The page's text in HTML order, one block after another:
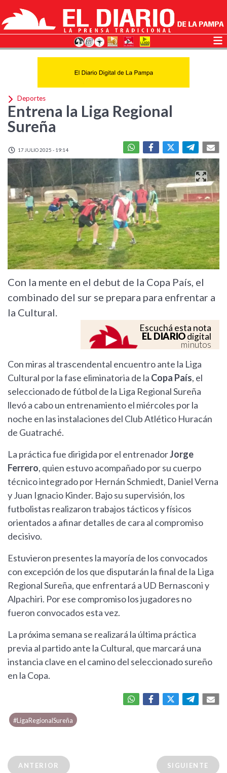
Deportes
Entrena la Liga Regional
Sureña
17 JULIO 2025 - 19:14
Con la mente en el debut de la Copa País, el
combinado del sur se prepara para enfrentar a
la Cultural.
Escuchá esta nota
EL DIARIOdigital
minutos
Con miras al trascendental encuentro ante la Liga
Cultural por la fase eliminatoria de la Copa País, el
seleccionado de fútbol de la Liga Regional Sureña
llevó a cabo un entrenamiento el miércoles por la
noche en las instalaciones del Club Atlético Huracán
de Guatraché.
La práctica fue dirigida por el entrenadorJorge
Ferrero, quien estuvo acompañado por su cuerpo
técnico integrado por Hernán Schmiedt, Daniel Verna
y Juan Ignacio Kinder. Bajo su supervisión, los
futbolistas realizaron trabajos tácticos y físicos
orientados a afinar detalles de cara al compromiso
decisivo.
Estuvieron presentes la mayoría de los convocados
con excepción de los que disputarán la final de la Liga
Regional Sureña, que enfrentará a UD Bernasconi y
Alpachiri. Por ese compromiso los jugadores no
fueron convocados esta vez.
La próxima semana se realizará la última práctica
previa al partido ante la Cultural, que marcará una
instancia clave en el camino del seleccionado sureño
en la Copa.
#LigaRegionalSureña
ANTERIOR SIGUIENTE